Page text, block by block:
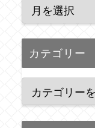
カテゴリー